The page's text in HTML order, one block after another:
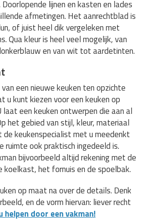
lijnen en kasten en lades
afmetingen. Het aanrechtblad is
of juist heel dik vergeleken met
Qua kleur is heel veel mogelijk, van
en van wit tot aardetinten.
een nieuwe keuken ten opzichte
u kunt kiezen voor een keuken op
laat een keuken ontwerpen die aan al
het gebied van stijl, kleur, materiaal
de keukenspecialist met u meedenkt
ruimte ook praktisch ingedeeld is.
bijvoorbeeld altijd rekening met de
koelkast, het fornuis en de spoelbak.
op maat na over de details. Denk
en de vorm hiervan: liever recht
helpen door een vakman!